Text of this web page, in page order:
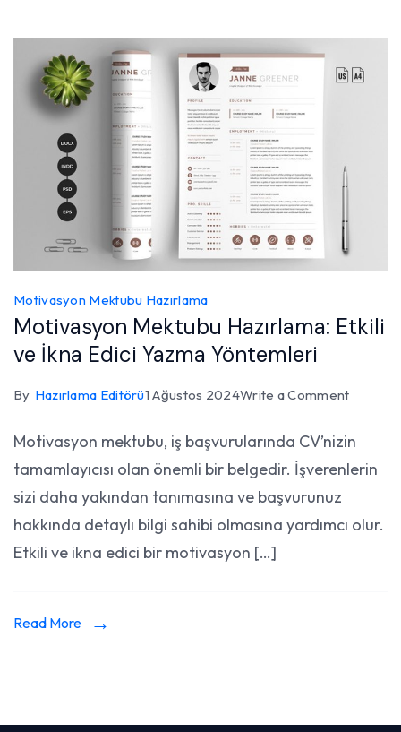
Motivasyon Mektubu Hazırlama
Motivasyon Mektubu Hazırlama: Etkili
ve İkna Edici Yazma Yöntemleri
By Hazırlama Editörü1 Ağustos 2024Write a Commenton
ve
Motivasyon mektubu, iş başvurularında CV’nizin
tamamlayıcısı olan önemli bir belgedir. İşverenlerin
sizi daha yakından tanımasına ve başvurunuz
hakkında detaylı bilgi sahibi olmasına yardımcı olur.
Etkili ve ikna edici bir motivasyon […]
Read More